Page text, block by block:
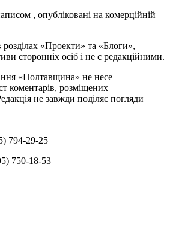
, опубліковані на комерційній
«Проекти» та «Блоги»,
сторонніх осіб і не є редакційними.
«Полтавщина» не несе
коментарів, розміщених
не завжди поділяє погляди
794-29-25
750-18-53